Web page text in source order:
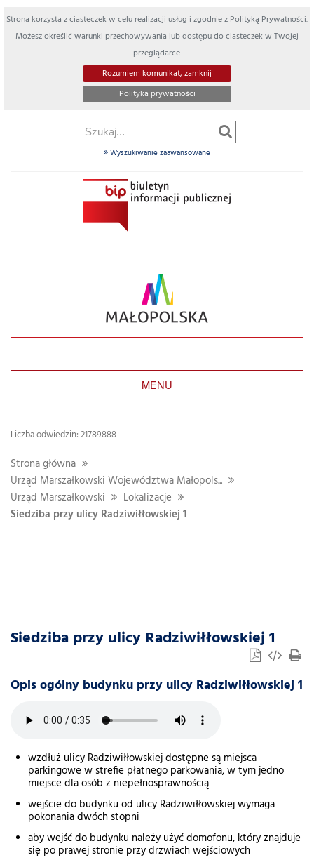
Strona korzysta z ciasteczek w celu realizacji usług i zgodnie z Polityką Prywatności.
Możesz określić warunki przechowywania lub dostępu do ciasteczek w Twojej
przeglądarce.
Rozumiem komunikat, zamknij
Polityka prywatności
Wyszukiwanie zaawansowane
MENU
Liczba odwiedzin: 21789888
Strona główna
Urząd Marszałkowski Województwa Małopols...
Urząd Marszałkowski
Lokalizacje
Siedziba przy ulicy Radziwiłłowskiej 1
Siedziba przy ulicy Radziwiłłowskiej 1
Opis ogólny budynku przy ulicy Radziwiłłowskiej 1
wzdłuż ulicy Radziwiłłowskiej dostępne są miejsca
parkingowe w strefie płatnego parkowania, w tym jedno
miejsce dla osób z niepełnosprawnością
wejście do budynku od ulicy Radziwiłłowskiej wymaga
pokonania dwóch stopni
aby wejść do budynku należy użyć domofonu, który znajduje
się po prawej stronie przy drzwiach wejściowych